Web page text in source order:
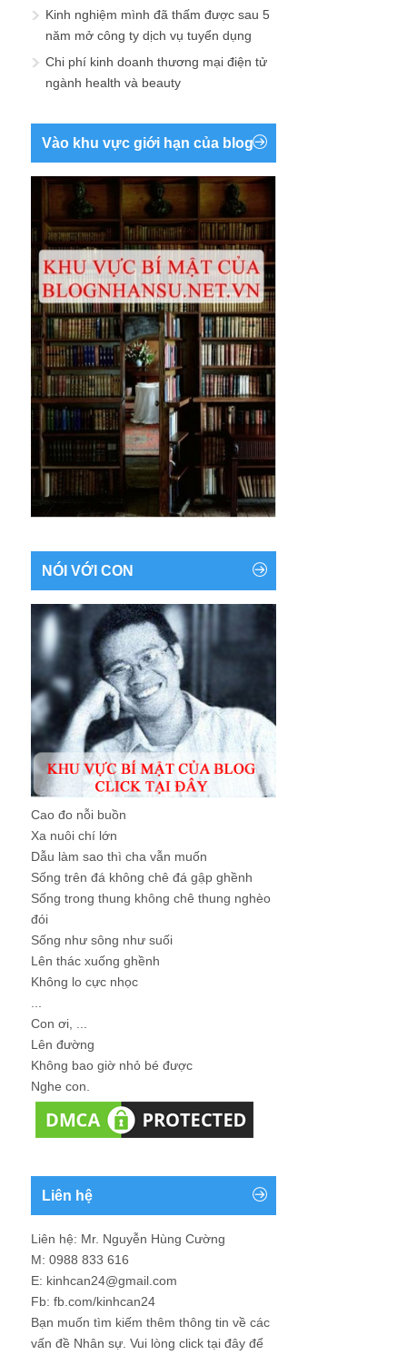
Kinh nghiệm mình đã thấm được sau 5
năm mở công ty dịch vụ tuyển dụng
Chi phí kinh doanh thương mại điện tử
ngành health và beauty
Vào khu vực giới hạn của blog
NÓI VỚI CON
Cao đo nỗi buồn
Xa nuôi chí lớn
Dẫu làm sao thì cha vẫn muốn
Sống trên đá không chê đá gập ghềnh
Sống trong thung không chê thung nghèo
đói
Sống như sông như suối
Lên thác xuống ghềnh
Không lo cực nhọc
Con ơi, ...
Lên đường
Không bao giờ nhỏ bé được
Nghe con.
Liên hệ
Liên hệ: Mr. Nguyễn Hùng Cường
M: 0988 833 616
E: kinhcan24@gmail.com
Fb: fb.com/kinhcan24
Bạn muốn tìm kiếm thêm thông tin về các
vấn đề Nhân sự . Vui lòng click tại đây để